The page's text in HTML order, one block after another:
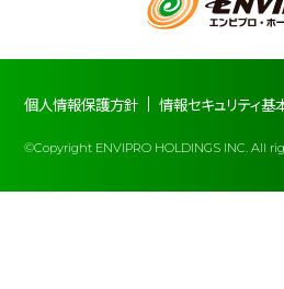
個人情報保護方針 情報セキュリティ基
©Copyright ENVIPRO HOLDINGS INC. All